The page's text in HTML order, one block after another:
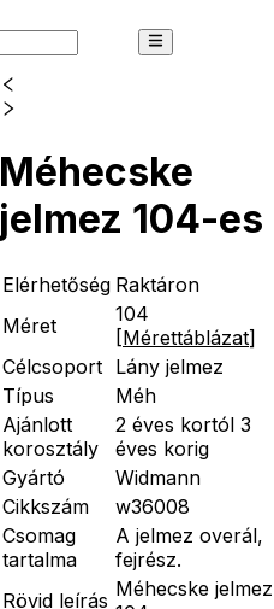
Méhecske
jelmez 104-es
Elérhetőség Raktáron
Méret
104
[Mérettáblázat]
Célcsoport Lány jelmez
Típus
Méh
Ajánlott
korosztály
2 éves kortól 3
éves korig
Gyártó
Widmann
Cikkszám
w36008
Csomag
tartalma
A jelmez overál,
fejrész.
Rövid leírás Méhecske jelmez